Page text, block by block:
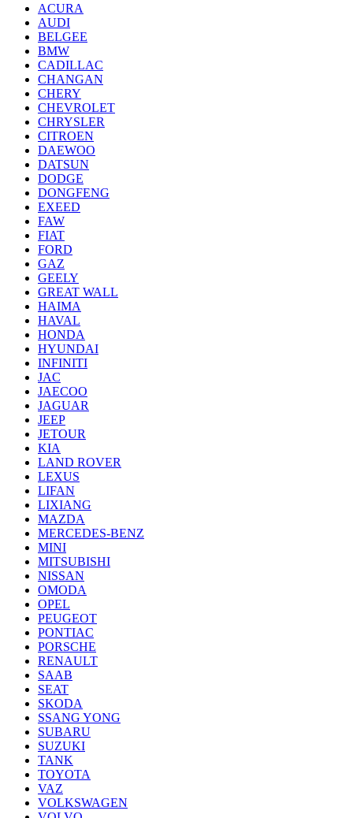
ACURA
AUDI
BELGEE
BMW
CADILLAC
CHANGAN
CHERY
CHEVROLET
CHRYSLER
CITROEN
DAEWOO
DATSUN
DODGE
DONGFENG
EXEED
FAW
FIAT
FORD
GAZ
GEELY
GREAT WALL
HAIMA
HAVAL
HONDA
HYUNDAI
INFINITI
JAC
JAECOO
JAGUAR
JEEP
JETOUR
KIA
LAND ROVER
LEXUS
LIFAN
LIXIANG
MAZDA
MERCEDES-BENZ
MINI
MITSUBISHI
NISSAN
OMODA
OPEL
PEUGEOT
PONTIAC
PORSCHE
RENAULT
SAAB
SEAT
SKODA
SSANG YONG
SUBARU
SUZUKI
TANK
TOYOTA
VAZ
VOLKSWAGEN